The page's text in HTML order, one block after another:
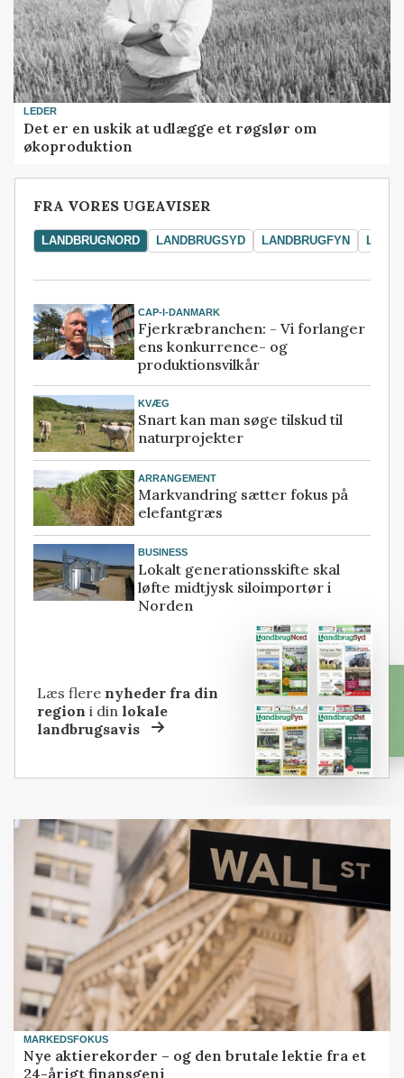
LEDER
Det er en uskik at udlægge et røgslør om
økoproduktion
FRA VORES UGEAVISER
LANDBRUGNORD LANDBRUGSYD LANDBRUGFYN
CAP-I-DANMARK
Fjerkræbranchen: - Vi forlanger
ens konkurrence- og
produktionsvilkår
KVÆG
Snart kan man søge tilskud til
naturprojekter
ARRANGEMENT
Markvandring sætter fokus på
elefantgræs
BUSINESS
Lokalt generationsskifte skal
løfte midtjysk siloimportør i
Norden
Læs flere nyheder fra din
region i dinlokale
landbrugsavis
MARKEDSFOKUS
Nye aktierekorder – og den brutale lektie fra et
24-årigt finansgeni